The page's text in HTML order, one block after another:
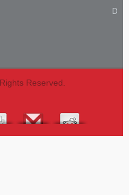
Reserved.